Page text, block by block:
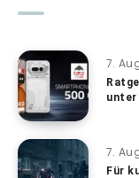
7.
unter
7.
Für